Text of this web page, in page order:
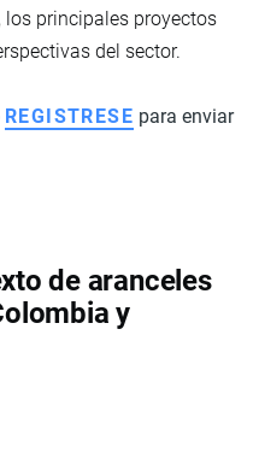
principales proyectos
del sector.
REGISTRESE para enviar
de aranceles
y